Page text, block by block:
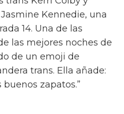
Kennedie, una
14. Una de las
las mejores noches de
de un emoji de
trans. Ella añade:
zapatos.”